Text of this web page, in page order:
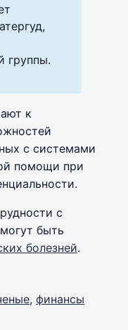
группы.
к
с системами
помощи при
с
быть
болезней.
, финансы